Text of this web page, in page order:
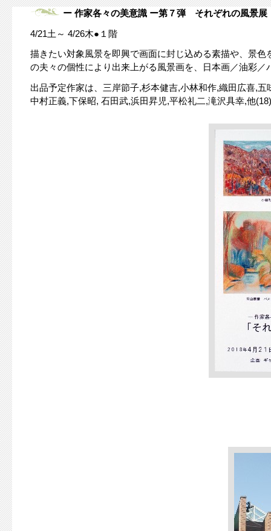
ー 作家各々の美意識 ー第７弾 それぞれの風景展
4/21土～ 4/26木●１階
描きたい対象風景を即興で画面に封じ込める素描や、景
の夫々の個性により出来上がる風景画を、日本画／油彩
出品予定作家は、三岸節子,杉本健吉,小林和作,織田広喜,
中村正義,下保昭, 石田武,浜田昇児,平松礼二,滝沢具幸,他(18)